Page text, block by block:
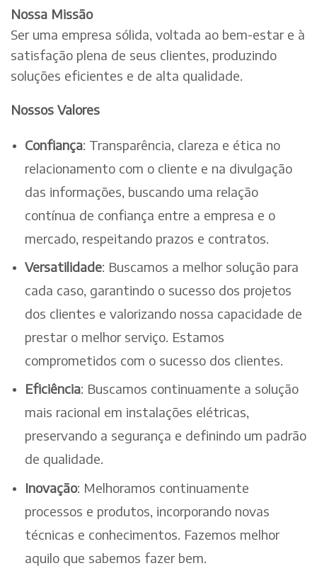
Nossa Missão
Ser uma empresa sólida, voltada ao bem-estar e à
satisfação plena de seus clientes, produzindo
soluções eficientes e de alta qualidade.
Nossos Valores
Confiança: Transparência, clareza e ética no
relacionamento com o cliente e na divulgação
das informações, buscando uma relação
contínua de confiança entre a empresa e o
mercado, respeitando prazos e contratos.
Versatilidade: Buscamos a melhor solução para
cada caso, garantindo o sucesso dos projetos
dos clientes e valorizando nossa capacidade de
prestar o melhor serviço. Estamos
comprometidos com o sucesso dos clientes.
Eficiência: Buscamos continuamente a solução
mais racional em instalações elétricas,
preservando a segurança e definindo um padrão
de qualidade.
Inovação: Melhoramos continuamente
processos e produtos, incorporando novas
técnicas e conhecimentos. Fazemos melhor
aquilo que sabemos fazer bem.